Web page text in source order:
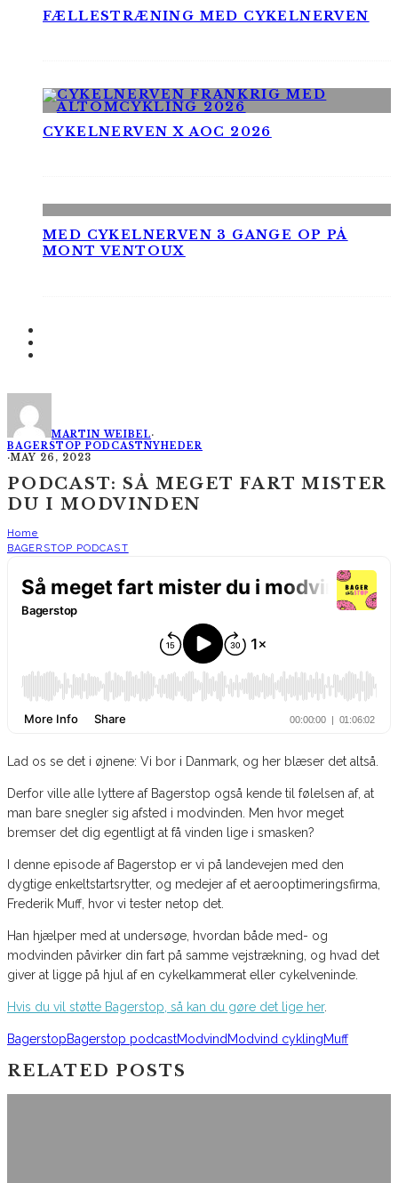
FÆLLESTRÆNING MED CYKELNERVEN
CYKELNERVEN X AOC 2026
MED CYKELNERVEN 3 GANGE OP PÅ
MONT VENTOUX
MARTIN WEIBEL·
BAGERSTOP PODCASTNYHEDER
·MAY 26, 2023
PODCAST: SÅ MEGET FART MISTER
DU I MODVINDEN
Home
BAGERSTOP PODCAST
Lad os se det i øjnene: Vi bor i Danmark, og her blæser det altså.
Derfor ville alle lyttere af Bagerstop også kende til følelsen af, at
man bare snegler sig afsted i modvinden. Men hvor meget
bremser det dig egentligt at få vinden lige i smasken?
I denne episode af Bagerstop er vi på landevejen med den
dygtige enkeltstartsrytter, og medejer af et aerooptimeringsfirma,
Frederik Muff, hvor vi tester netop det.
Han hjælper med at undersøge, hvordan både med- og
modvinden påvirker din fart på samme vejstrækning, og hvad det
giver at ligge på hjul af en cykelkammerat eller cykelveninde.
Hvis du vil støtte Bagerstop, så kan du gøre det lige her.
BagerstopBagerstop podcastModvind Modvind cyklingMuff
RELATED POSTS